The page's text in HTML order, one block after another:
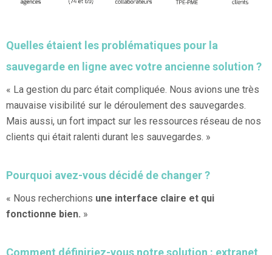
Quelles étaient les problématiques pour la
sauvegarde en ligne avec votre ancienne solution ?
« La gestion du parc était compliquée. Nous avions une très
mauvaise visibilité sur le déroulement des sauvegardes.
Mais aussi, un fort impact sur les ressources réseau de nos
clients qui était ralenti durant les sauvegardes. »
Pourquoi avez-vous décidé de changer ?
« Nous recherchions une interface claire et qui
fonctionne bien. »
Comment définiriez-vous notre solution : extranet